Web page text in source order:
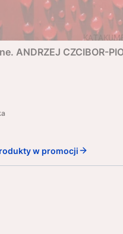
ANDRZEJ CZCIBOR-
w promocji